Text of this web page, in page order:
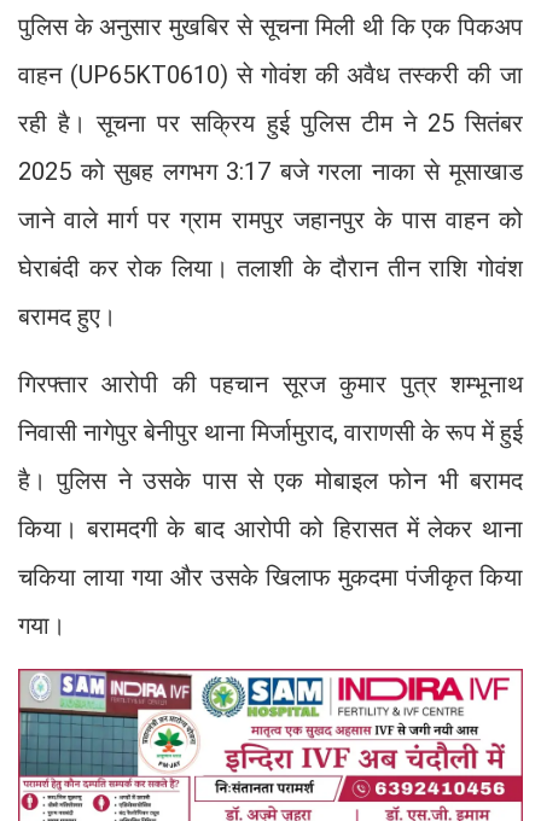
पुलिस के अनुसार मुखबिर से सूचना मिली थी कि एक पिकअप
वाहन (UP65KT0610) से गोवंश की अवैध तस्करी की जा
रही है। सूचना पर सक्रिय हुई पुलिस टीम ने 25 सितंबर
2025 को सुबह लगभग 3:17 बजे गरला नाका से मूसाखाड
जाने वाले मार्ग पर ग्राम रामपुर जहानपुर के पास वाहन को
घेराबंदी कर रोक लिया। तलाशी के दौरान तीन राशि गोवंश
बरामद हुए।
गिरफ्तार आरोपी की पहचान सूरज कुमार पुत्र शम्भूनाथ
निवासी नागेपुर बेनीपुर थाना मिर्जामुराद, वाराणसी के रूप में हुई
है। पुलिस ने उसके पास से एक मोबाइल फोन भी बरामद
किया। बरामदगी के बाद आरोपी को हिरासत में लेकर थाना
चकिया लाया गया और उसके खिलाफ मुकदमा पंजीकृत किया
गया।